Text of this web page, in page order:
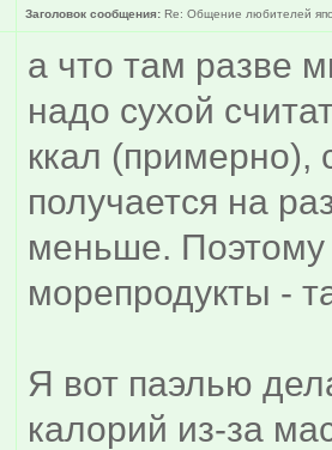
Заголовок сообщения: Re: Общение любителей
а что там разве
надо сухой
ккал (примерно),
получается на
меньше. Поэтому
морепродукты -
Я вот паэлью
калорий из-за